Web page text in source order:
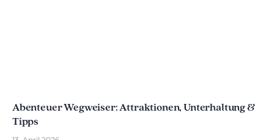
Abenteuer Wegweiser: Attraktionen, Unterhaltung &
Tipps